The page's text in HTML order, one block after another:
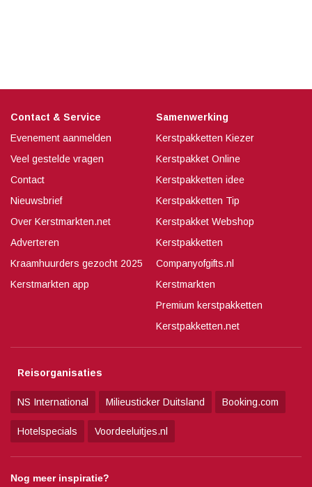
Contact & Service
Evenement aanmelden
Veel gestelde vragen
Contact
Nieuwsbrief
Over Kerstmarkten.net
Adverteren
Kraamhuurders gezocht 2025
Kerstmarkten app
Samenwerking
Kerstpakketten Kiezer
Kerstpakket Online
Kerstpakketten idee
Kerstpakketten Tip
Kerstpakket Webshop
Kerstpakketten
Companyofgifts.nl
Kerstmarkten
Premium kerstpakketten
Kerstpakketten.net
Reisorganisaties
NS International Milieusticker Duitsland Booking.com
Hotelspecials Voordeeluitjes.nl
Nog meer inspiratie?